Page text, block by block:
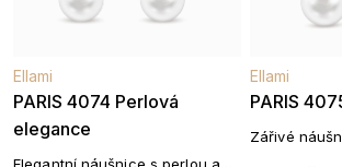
PARIS 4074 Perlová
elegance
Ellami
PARIS
Ellami
Zářivé